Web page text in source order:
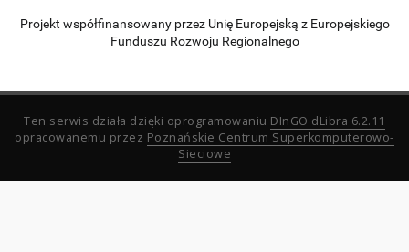
Projekt współfinansowany przez Unię Europejską z Europejskiego
Funduszu Rozwoju Regionalnego
Ten serwis działa dzięki oprogramowaniu DInGO dLibra 6.2.11
opracowanemu przez Poznańskie Centrum Superkomputerowo-
Sieciowe